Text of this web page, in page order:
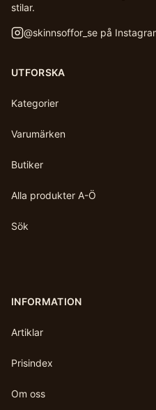
stilar.
@skinnsoffor_se på
UTFORSKA
Kategorier
Varumärken
Butiker
Alla produkter A-Ö
Sök
INFORMATION
Artiklar
Prisindex
Om oss